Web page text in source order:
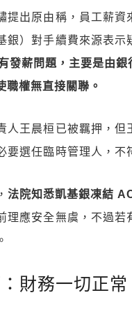
提出原由稱，員工薪
銀）對手續費來源表
發薪問題，主要是由
職權無直接關聯。
人王晨桓已被羈押，
要選任臨時管理人，不
法院知悉凱基銀凍結
理應安全無虞，不過
財務一切正常